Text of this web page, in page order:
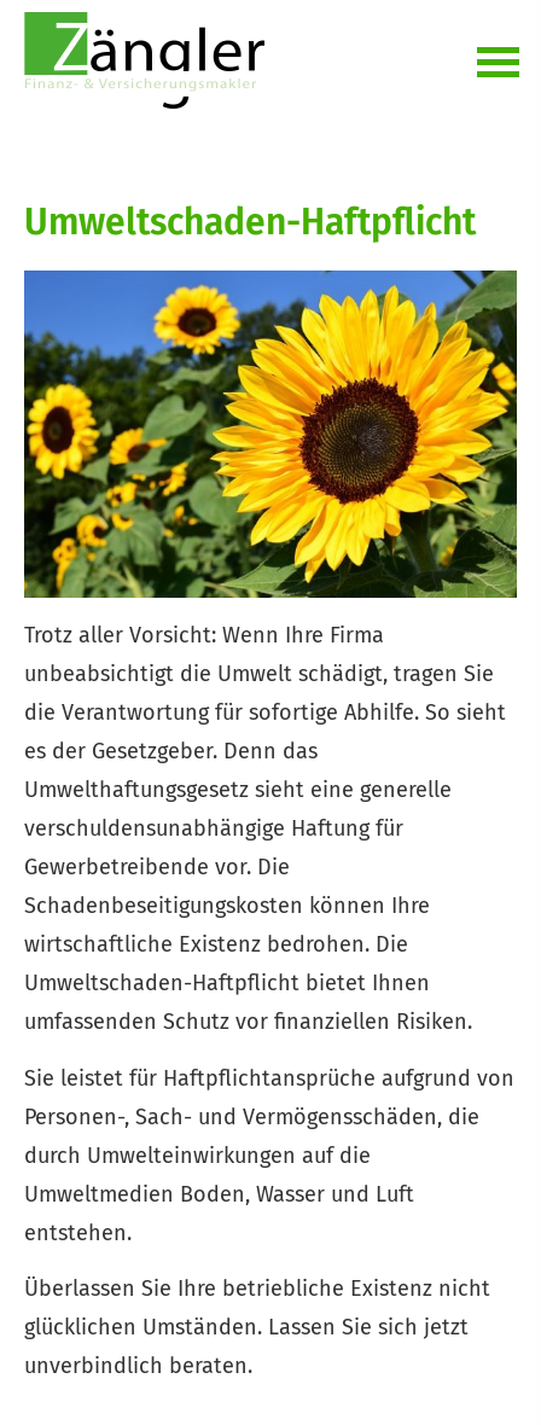
Umweltschaden-Haft­pflicht
Trotz aller Vorsicht: Wenn Ihre Firma
unbeabsichtigt die Umwelt schädigt, tragen Sie
die Verantwortung für sofortige Abhilfe. So sieht
es der Gesetzgeber. Denn das
Umwelthaftungsgesetz sieht eine generelle
verschuldensunabhängige Haftung für
Gewerbetreibende vor. Die
Schadenbeseitigungskosten können Ihre
wirtschaftliche Existenz bedrohen. Die
Umweltschaden-Haft­pflicht bietet Ihnen
umfassenden Schutz vor finanziellen Risiken.
Sie leistet für Haft­pflichtansprüche aufgrund von
Per­sonen-, Sach- und Vermögensschäden, die
durch Umwelteinwirkungen auf die
Umweltmedien Boden, Wasser und Luft
entstehen.
Überlassen Sie Ihre betriebliche Existenz nicht
glücklichen Umständen. Lassen Sie sich jetzt
unverbindlich beraten.